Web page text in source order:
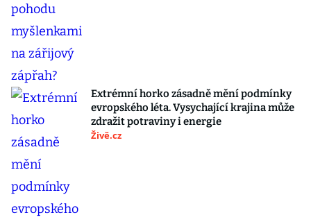
Extrémní horko zásadně mění podmínky
evropského léta. Vysychající krajina může
zdražit potraviny i energie
Živě.cz